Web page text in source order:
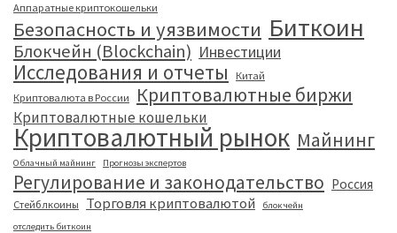
Аппаратные криптокошельки
Безопасность и уязвимости Биткоин
Блокчейн (Blockchain) Инвестиции
Исследования и отчеты
Китай
Криптовалюта в России
Криптовалютные биржи
Криптовалютные кошельки
Криптовалютный рынок Майнинг
Облачный майнинг Прогнозы экспертов
Регулирование и законодательство Россия
Стейблкоины Торговля криптовалютой
блокчейн
отследить биткоин